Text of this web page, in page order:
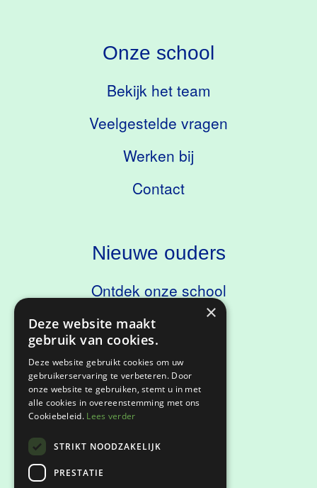
Nieuwe ouders
Ontdek onze school
Kennismaken
Onze school
Bekijk het team
Veelgestelde vragen
Werken bij
Contact
Privacyverklaring
Klachtenregeling
Keurmerken
×
Deze website maakt
gebruik van cookies.
Deze website gebruikt cookies om uw
gebruikerservaring te verbeteren. Door
onze website te gebruiken, stemt u in met
alle cookies in overeenstemming met ons
Cookiebeleid. Lees verder
STRIKT NOODZAKELIJK
PRESTATIE